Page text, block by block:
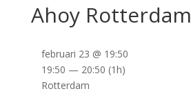
Ahoy Rotterdam
februari 23 @ 19:50
19:50 — 20:50 (1h)
Rotterdam